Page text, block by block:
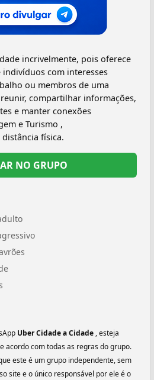
incrivelmente, pois oferece
com interesses
ou membros de uma
compartilhar informações,
e manter conexões
e Turismo ,
física.
NO GRUPO
Uber Cidade a Cidade , esteja
acordo com todas as regras do grupo.
este é um grupo independente, sem
site e o único responsável por ele é o